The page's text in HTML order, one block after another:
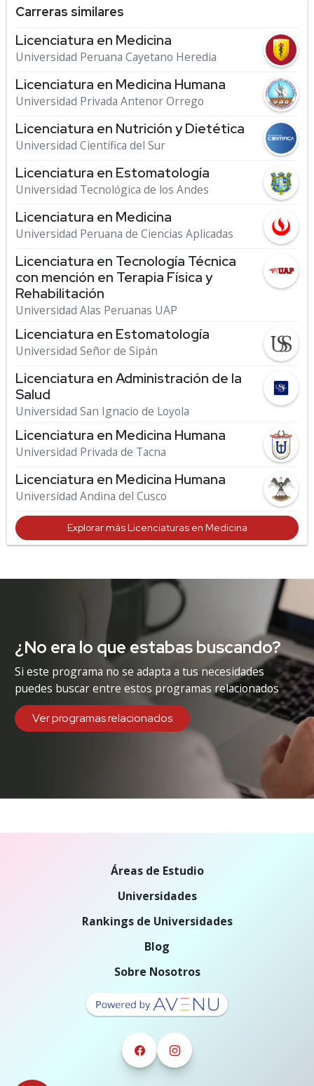
Carreras similares
Licenciatura en Medicina
Universidad Peruana Cayetano Heredia
Licenciatura en Medicina Humana
Universidad Privada Antenor Orrego
Licenciatura en Nutrición y Dietética
Universidad Científica del Sur
Licenciatura en Estomatología
Universidad Tecnológica de los Andes
Licenciatura en Medicina
Universidad Peruana de Ciencias Aplicadas
Licenciatura en Tecnología Técnica
con mención en Terapia Física y
Rehabilitación
Universidad Alas Peruanas UAP
Licenciatura en Estomatología
Universidad Señor de Sipán
Licenciatura en Administración de la
Salud
Universidad San Ignacio de Loyola
Licenciatura en Medicina Humana
Universidad Privada de Tacna
Licenciatura en Medicina Humana
Universidad Andina del Cusco
Explorar más Licenciaturas en Medicina
¿No era lo que estabas buscando?
Si este programa no se adapta a tus necesidades
puedes buscar entre estos programas relacionados
Ver programas relacionados
Áreas de Estudio
Universidades
Rankings de Universidades
Blog
Sobre Nosotros